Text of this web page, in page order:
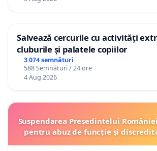
Salvează cercurile cu activități
cluburile și palatele copiilor
3 074 semnături
588 Semnături / 24 ore
4 Aug 2026
Suspendarea Președintelui
pentru abuz de funcție și